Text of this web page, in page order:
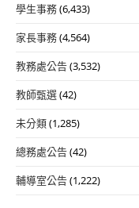
學生事務(6,433)
家長事務(4,564)
教務處公告(3,532)
教師甄選(42)
未分類(1,285)
總務處公告(42)
輔導室公告(1,222)